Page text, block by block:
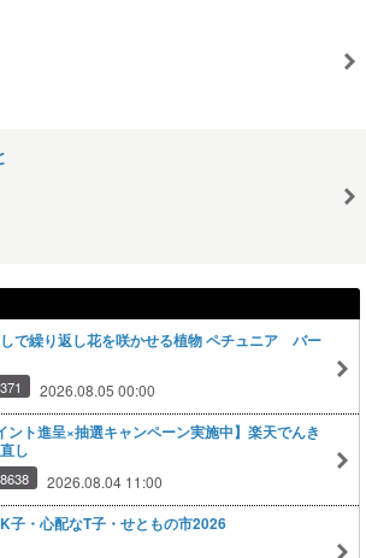
で繰り返し花を咲かせる植物 ペチュニア バー
2026.08.05 00:00
ント進呈×抽選キャンペーン実施中】楽天でんき
し
2026.08.04 11:00
子・心配なT子・せともの市2026